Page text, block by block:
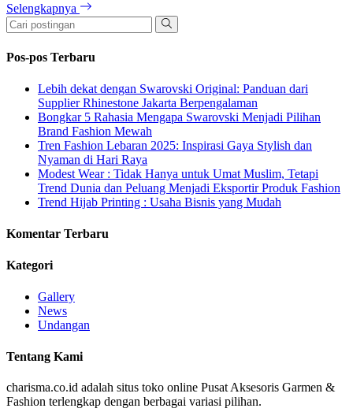
Selengkapnya
Pos-pos Terbaru
Lebih dekat dengan Swarovski Original: Panduan dari
Supplier Rhinestone Jakarta Berpengalaman
Bongkar 5 Rahasia Mengapa Swarovski Menjadi Pilihan
Brand Fashion Mewah
Tren Fashion Lebaran 2025: Inspirasi Gaya Stylish dan
Nyaman di Hari Raya
Modest Wear : Tidak Hanya untuk Umat Muslim, Tetapi
Trend Dunia dan Peluang Menjadi Eksportir Produk Fashion
Trend Hijab Printing : Usaha Bisnis yang Mudah
Komentar Terbaru
Kategori
Gallery
News
Undangan
Tentang Kami
charisma.co.id adalah situs toko online Pusat Aksesoris Garmen &
Fashion terlengkap dengan berbagai variasi pilihan.